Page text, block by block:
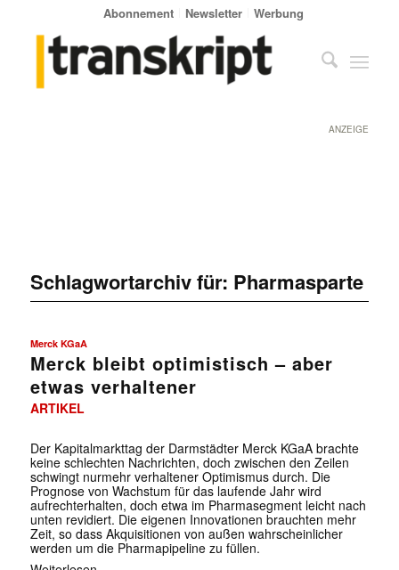
Abonnement Newsletter Werbung
ANZEIGE
Schlagwortarchiv für: Pharmasparte
Merck KGaA
Merck bleibt optimistisch – aber
etwas verhaltener
ARTIKEL
Der Kapitalmarkttag der Darmstädter Merck KGaA brachte
keine schlechten Nachrichten, doch zwischen den Zeilen
schwingt nurmehr verhaltener Optimismus durch. Die
Prognose von Wachstum für das laufende Jahr wird
aufrechterhalten, doch etwa im Pharmasegment leicht nach
unten revidiert. Die eigenen Innovationen brauchten mehr
Zeit, so dass Akquisitionen von außen wahrscheinlicher
werden um die Pharmapipeline zu füllen.